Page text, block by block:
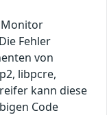
Monitor
Fehler
von
libpcre,
kann diese
Code